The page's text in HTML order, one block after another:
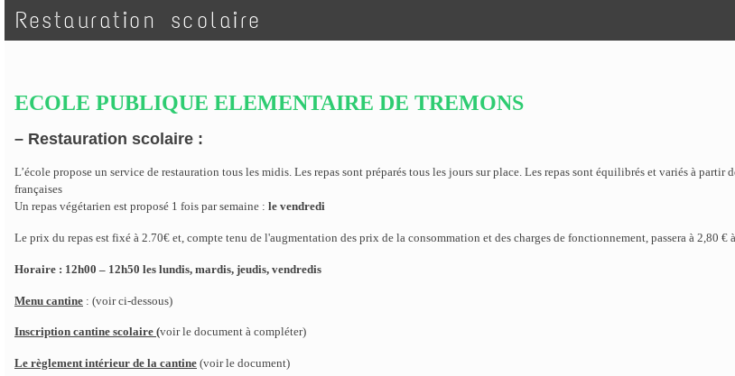
Restauration scolaire
ECOLE PUBLIQUE ELEMENTAIRE DE TREMONS
– Restauration scolaire :
L’école propose un service de restauration tous les midis. Les repas sont préparés tous les jours sur place. Les repas sont équilibrés et variés à
françaises
Un repas végétarien est proposé 1 fois par semaine : le vendredi
Le prix du repas est fixé à 2.70€ et, compte tenu de l'augmentation des prix de la consommation et des charges de fonctionnement, passera à 2,80 €
Horaire : 12h00 – 12h50 les lundis, mardis, jeudis, vendredis
Menu cantine : (voir ci-dessous)
Inscription cantine scolaire (voir le document à compléter)
Le règlement intérieur de la cantine (voir le document)